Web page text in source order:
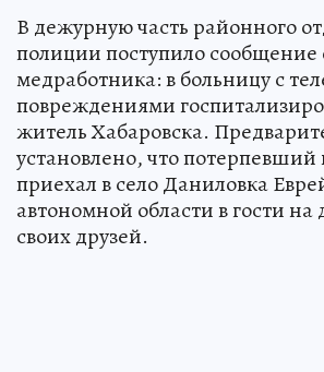
В дежурную часть районного
полиции поступило сообщение
медработника: в больницу с
повреждениями
житель Хабаровска.
установлено, что потерпевший
приехал в село Даниловка
автономной области в гости на
своих друзей.